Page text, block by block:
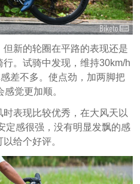
新的轮圈在平路的表现还是
。试骑中发现，维持30km/h
差不多。使点劲，加两脚把
觉更加顺。
表现比较优秀，在大风天以
定感很强，没有明显发飘的感
给个好评。